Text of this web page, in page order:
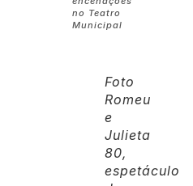
no Teatro
Municipal
Foto
Romeu
e
Julieta
80,
espetáculo